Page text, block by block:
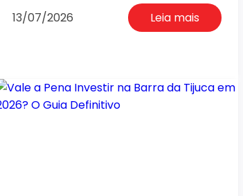
13/07/2026 Leia mais